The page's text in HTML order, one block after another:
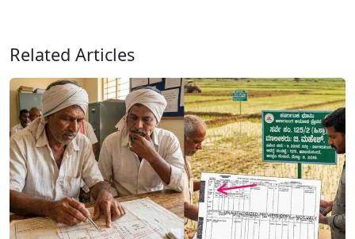
Related Articles